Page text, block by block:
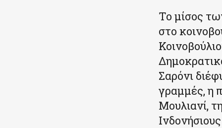
Το μίσος
στο
Σαρόνι
γραμμές, η
Μουλιανί,